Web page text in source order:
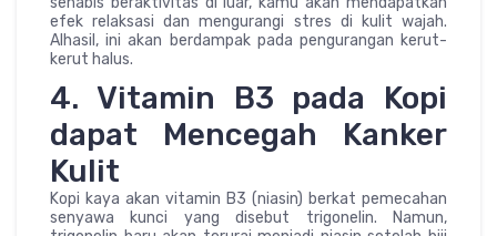
efek relaksasi dan mengurangi stres di kulit wajah.
Alhasil, ini akan berdampak pada pengurangan kerut-
kerut halus.
4. Vitamin B3 pada Kopi
dapat Mencegah Kanker
Kulit
Kopi kaya akan vitamin B3 (niasin) berkat pemecahan
senyawa kunci yang disebut trigonelin. Namun,